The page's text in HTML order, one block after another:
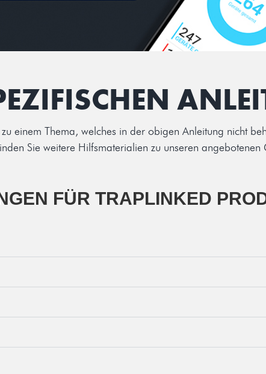
einem Thema, welches in der obigen Anleitung nicht
Sie weitere Hilfsmaterialien zu unseren angebotenen
FÜR TRAPLINKED